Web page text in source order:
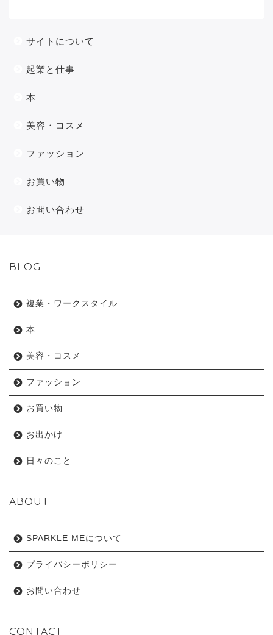
サイトについて
起業と仕事
本
美容・コスメ
ファッション
お買い物
お問い合わせ
BLOG
複業・ワークスタイル
本
美容・コスメ
ファッション
お買い物
お出かけ
日々のこと
ABOUT
SPARKLE MEについて
プライバシーポリシー
お問い合わせ
CONTACT